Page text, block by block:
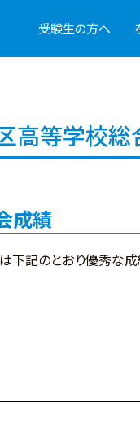
受験生の方へ
高等学校
成績
下記のとおり優秀な